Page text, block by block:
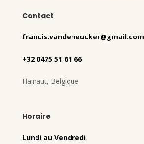
Contact
francis.vandeneucker@gmail.com
+32 0475 51 61 66
Hainaut, Belgique
Horaire
Lundi au Vendredi